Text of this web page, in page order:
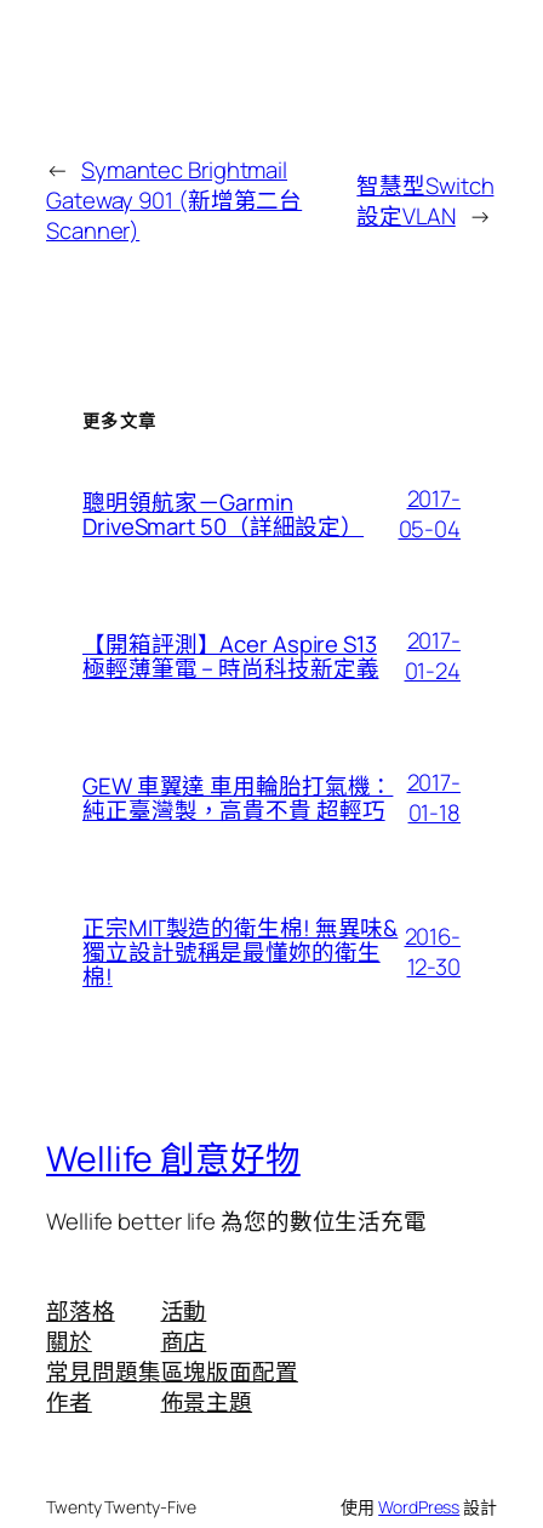
← Symantec Brightmail
Gateway 901 (新增第二台
Scanner)
智慧型Switch
設定VLAN →
更多文章
聰明領航家－Garmin
DriveSmart 50（詳細設定）
2017-
05-04
【開箱評測】Acer Aspire S13
極輕薄筆電 – 時尚科技新定義
2017-
01-24
GEW 車翼達 車用輪胎打氣機：
純正臺灣製，高貴不貴 超輕巧
2017-
01-18
正宗MIT製造的衛生棉! 無異味&
獨立設計號稱是最懂妳的衛生
棉!
2016-
12-30
Wellife 創意好物
Wellife better life 為您的數位生活充電
部落格
關於
常見問題集
作者
活動
商店
區塊版面配置
佈景主題
Twenty Twenty-Five 使用WordPress設計